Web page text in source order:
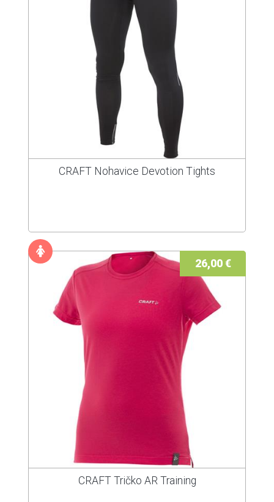
CRAFT Nohavice Devotion Tights
26,00 €
CRAFT Tričko AR Training